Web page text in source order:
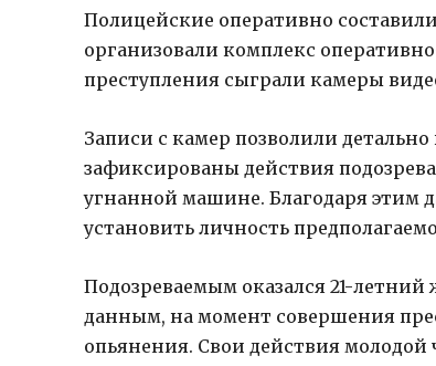
Полицейские оперативно
организовали комплекс
преступления сыграли камеры
Записи с камер позволили
зафиксированы действия
угнанной машине. Благодаря этим
установить личность
Подозреваемым оказался 21-
данным, на момент совершения
опьянения. Свои действия молодой